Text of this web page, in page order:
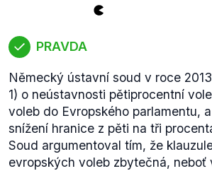
PRAVDA
Německý ústavní soud v roce 2013
1) o neústavnosti pětiprocentní
voleb do Evropského parlamentu,
snížení hranice z pěti na tři
Soud argumentoval tím, že
evropských voleb zbytečná, neboť